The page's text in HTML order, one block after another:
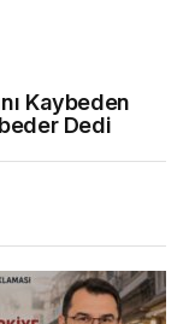
Kaybeden
Dedi